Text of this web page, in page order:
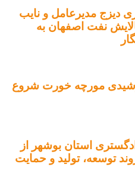
دیزج مدیرعامل و نایب
نفت اصفهان به
مورچه خورت شروع
استان بوشهر از
توسعه، تولید و حمایت